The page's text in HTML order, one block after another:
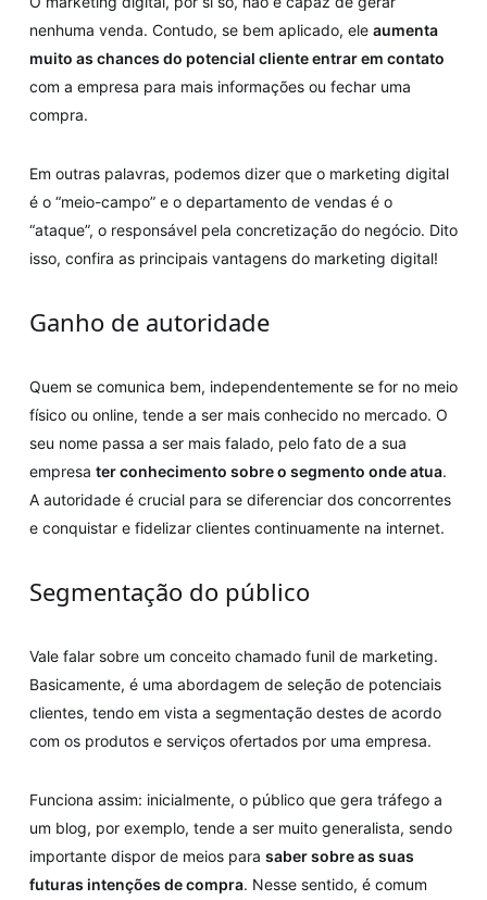
nenhuma venda. Contudo, se bem aplicado, ele aumenta
muito as chances do potencial cliente entrar em contato
com a empresa para mais informações ou fechar uma
compra.
Em outras palavras, podemos dizer que o marketing digital
é o “meio-campo” e o departamento de vendas é o
“ataque”, o responsável pela concretização do negócio. Dito
isso, confira as principais vantagens do marketing digital!
Ganho de autoridade
Quem se comunica bem, independentemente se for no meio
físico ou online, tende a ser mais conhecido no mercado. O
seu nome passa a ser mais falado, pelo fato de a sua
empresa ter conhecimento sobre o segmento onde atua.
A autoridade é crucial para se diferenciar dos concorrentes
e conquistar e fidelizar clientes continuamente na internet.
Segmentação do público
Vale falar sobre um conceito chamado funil de marketing.
Basicamente, é uma abordagem de seleção de potenciais
clientes, tendo em vista a segmentação destes de acordo
com os produtos e serviços ofertados por uma empresa.
Funciona assim: inicialmente, o público que gera tráfego a
um blog, por exemplo, tende a ser muito generalista, sendo
importante dispor de meios para saber sobre as suas
futuras intenções de compra. Nesse sentido, é comum